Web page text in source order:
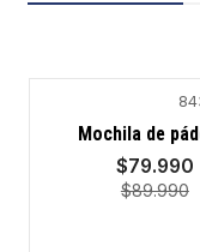
-11%
Mochila de
$79.990
$89.990